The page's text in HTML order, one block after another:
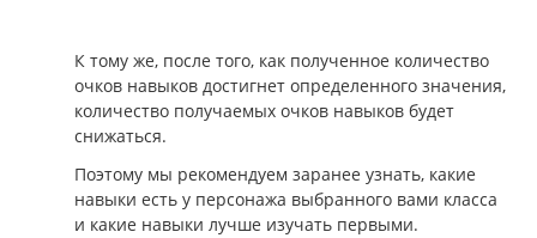
К тому же, после того, как полученное количество
очков навыков достигнет определенного значения,
количество получаемых очков навыков будет
снижаться.
Поэтому мы рекомендуем заранее узнать, какие
навыки есть у персонажа выбранного вами класса
и какие навыки лучше изучать первыми.